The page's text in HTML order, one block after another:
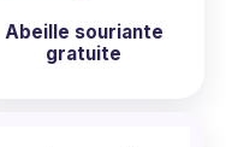
Abeille souriante
gratuite